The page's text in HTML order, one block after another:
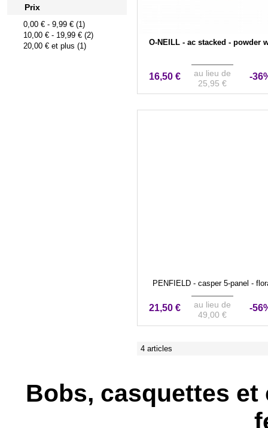
Prix
0,00 € -9,99 € (1)
10,00 € - 19,99 € (2)
20,00 € et plus (1) O-NEILL - ac stacked - powder
16,50 €
au lieu de
25,95 €
-
PENFIELD - casper 5-panel -
21,50 €
au lieu de
49,00 €
-
4 articles
Bobs, casquettes et